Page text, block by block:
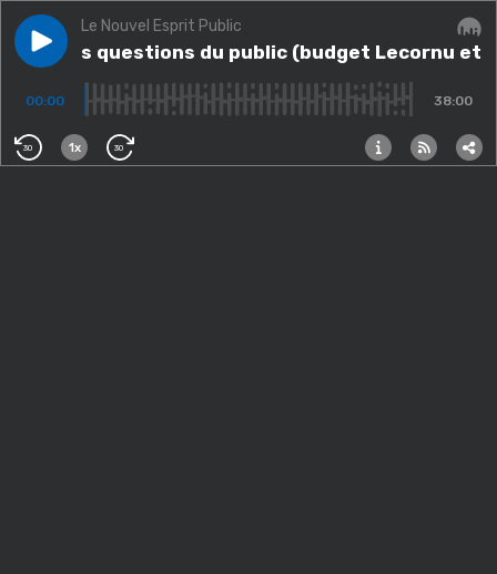
Play episodeBada : les questions du public (budget Lecornu et
Le Nouvel Esprit Public
: les questions du public (budget Lecornu et
00:00 38:00
30 1x 30